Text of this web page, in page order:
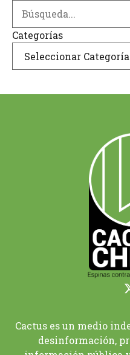
Categorías
Cactus es un medio
desinformación,